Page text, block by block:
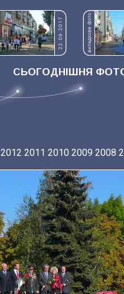
СЬОГОДНІШНЯ
2012 2011 2010 2009 2008